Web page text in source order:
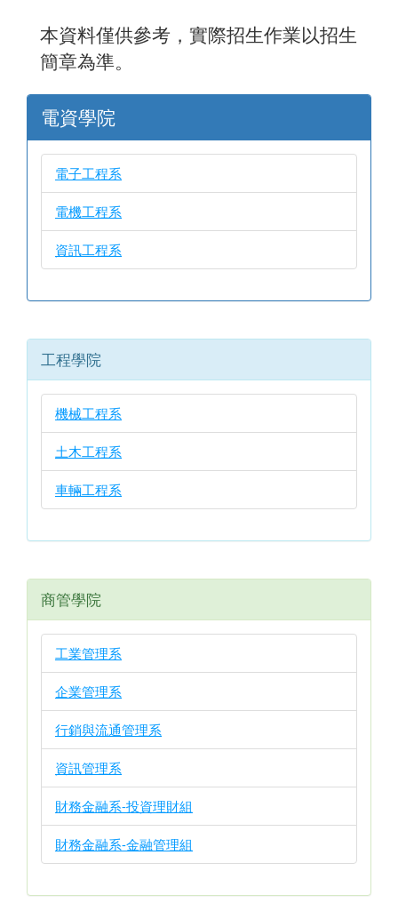
本資料僅供參考，實際招生作業以招生
簡章為準。
電資學院
電子工程系
電機工程系
資訊工程系
工程學院
機械工程系
土木工程系
車輛工程系
商管學院
工業管理系
企業管理系
行銷與流通管理系
資訊管理系
財務金融系-投資理財組
財務金融系-金融管理組